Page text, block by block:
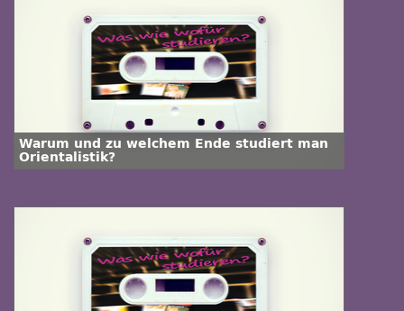
Warum und zu welchem Ende studiert man
Orientalistik?